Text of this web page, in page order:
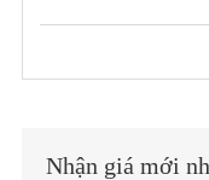
Nhận giá mới